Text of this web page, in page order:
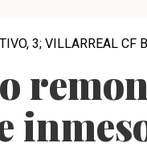
3; VILLARREAL CF